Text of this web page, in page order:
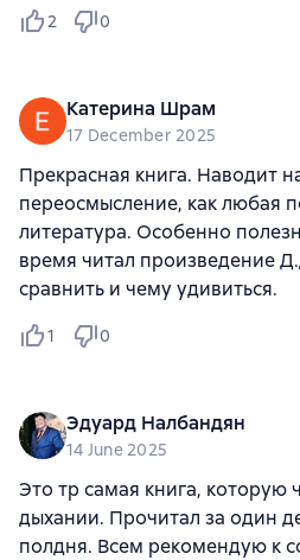
2 0
Катерина Шрам
17 December 2025
Прекрасная книга. Наводит
переосмысление, как любая
литература. Особенно
время читал произведение
сравнить и чему удивиться.
1 0
Эдуард Налбандян
14 June 2025
Это тр самая книга, которую
дыхании. Прочитал за один
полдня. Всем рекомендую к